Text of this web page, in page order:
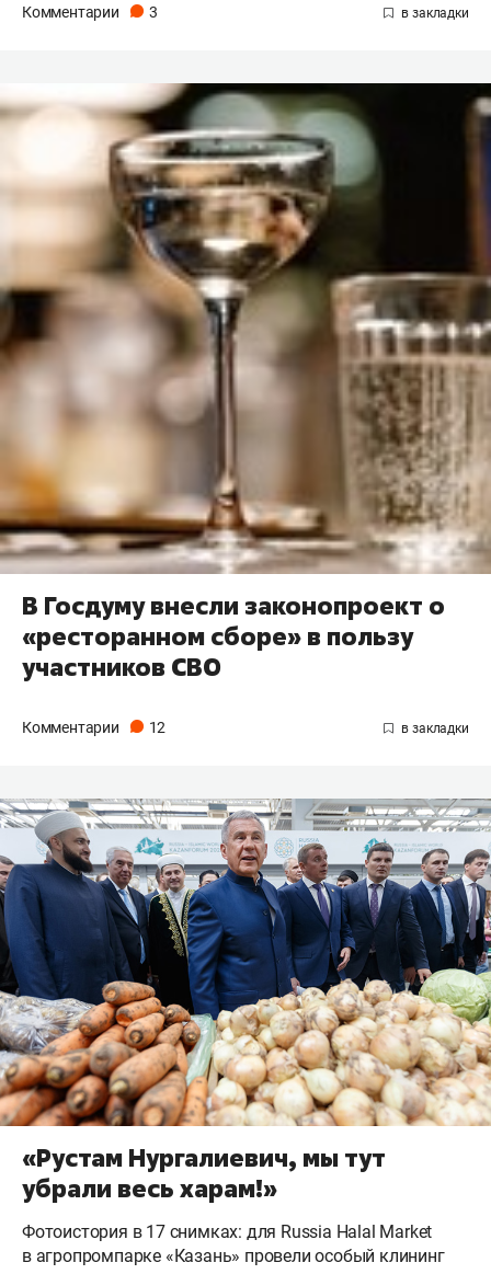
Комментарии 3
В Госдуму внесли законопроект о
«ресторанном сборе» в пользу
участников СВО
Комментарии 12
«Рустам Нургалиевич, мы тут
убрали весь харам!»
Фотоистория в 17 снимках: для Russia Halal Market
в агропромпарке «Казань» провели особый клининг